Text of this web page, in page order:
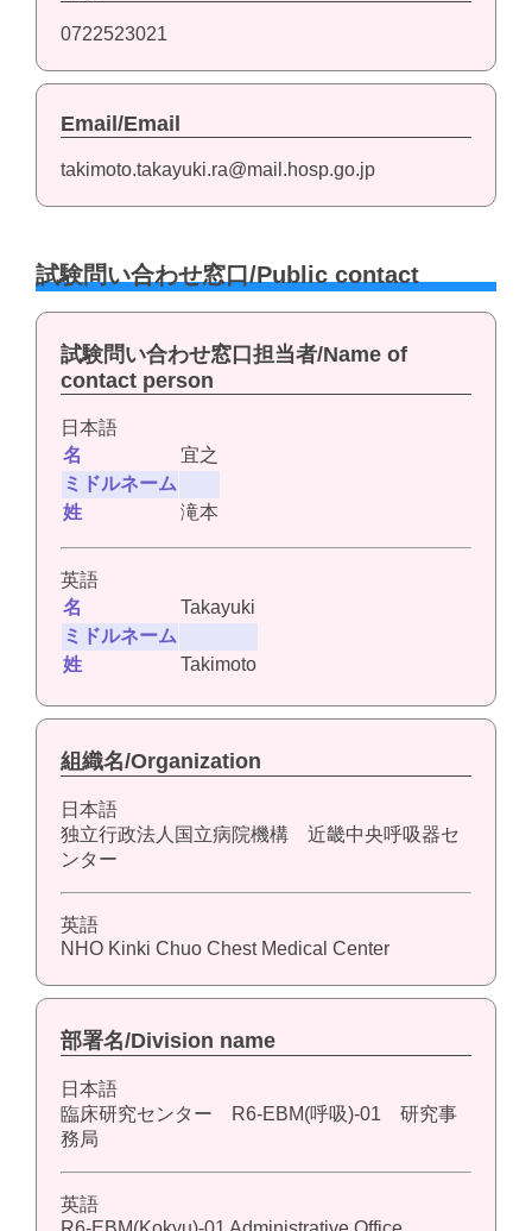
0722523021
Email/Email
takimoto.takayuki.ra@mail.hosp.go.jp
試験問い合わせ窓口/Public contact
試験問い合わせ窓口担当者/Name of
contact person
日本語
名
宜之
ミドルネーム
姓
滝本
英語
名
Takayuki
ミドルネーム
姓
Takimoto
組織名/Organization
日本語
独立行政法人国立病院機構 近畿中央呼吸器セ
ンター
英語
NHO Kinki Chuo Chest Medical Center
部署名/Division name
日本語
臨床研究センター R6-EBM(呼吸)-01 研究事
務局
英語